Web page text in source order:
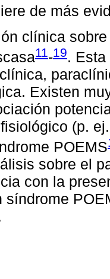
de más
clínica
11-19.
Existen
(p.
POEMS
sobre el
con la
síndrome